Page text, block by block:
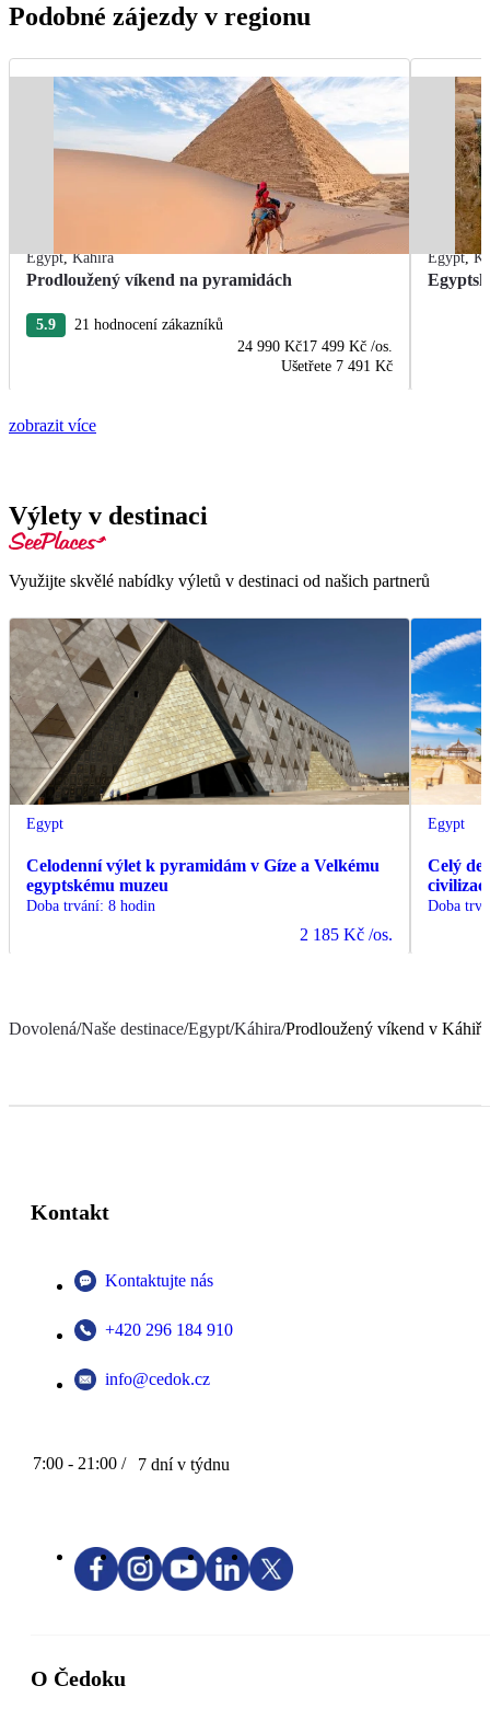
Podobné zájezdy v regionu
Egypt,Káhira
Prodloužený víkend na pyramidách
5.9
21 hodnocení zákazníků
24 990 Kč17 499 Kč /os.
Ušetřete 7 491 Kč
Egypt,
zobrazit více
Výlety v destinaci
Využijte skvělé nabídky výletů v destinaci od našich partnerů
Egypt
Celodenní výlet k pyramidám v Gíze a Velkému
egyptskému muzeu
Doba trvání: 8 hodin
2 185 Kč /os.
Egypt
Celý
Doba
Dovolená/Naše destinace/Egypt/Káhira/Prodloužený víkend v
Kontakt
Kontaktujte nás
+420 296 184 910
info@cedok.cz
7:00 - 21:00 / 7 dní v týdnu
O Čedoku